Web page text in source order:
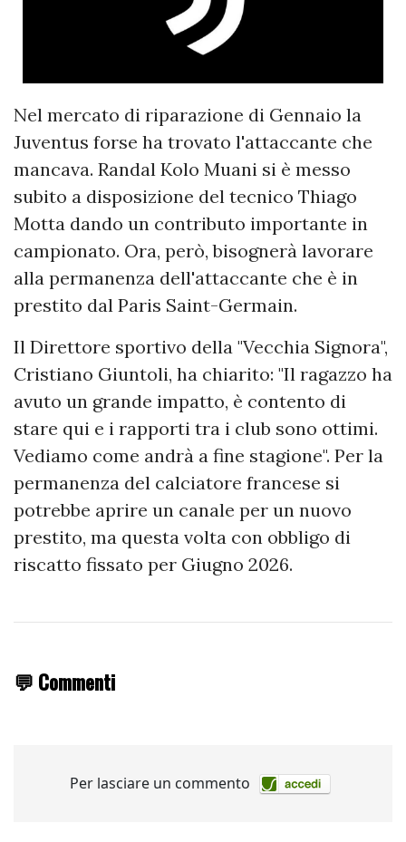
Nel mercato di riparazione di Gennaio la
Juventus forse ha trovato l'attaccante che
mancava. Randal Kolo Muani si è messo
subito a disposizione del tecnico Thiago
Motta dando un contributo importante in
campionato. Ora, però, bisognerà lavorare
alla permanenza dell'attaccante che è in
prestito dal Paris Saint-Germain.
Il Direttore sportivo della "Vecchia Signora",
Cristiano Giuntoli, ha chiarito: "Il ragazzo ha
avuto un grande impatto, è contento di
stare qui e i rapporti tra i club sono ottimi.
Vediamo come andrà a fine stagione". Per la
permanenza del calciatore francese si
potrebbe aprire un canale per un nuovo
prestito, ma questa volta con obbligo di
riscatto fissato per Giugno 2026.
💬 Commenti